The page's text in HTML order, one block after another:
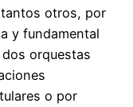
otros, por
y fundamental
orquestas
o por